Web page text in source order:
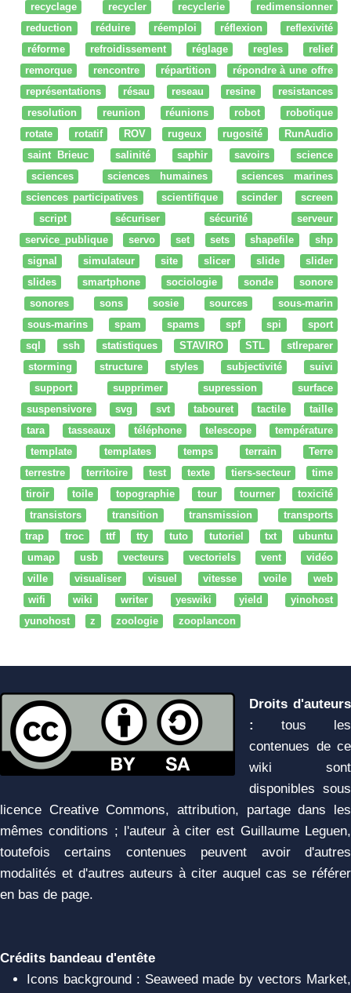
recyclage
recycler recyclerie
redimensionner
reduction
réduire réemploi réflexion
reflexivité
réforme
refroidissement réglage regles
relief
remorque
rencontre répartition
répondre à une offre
représentations
résau reseau resine
resistances
resolution
reunion réunions robot
robotique
rotate
rotatif ROV rugeux rugosité
RunAudio
saint Brieuc
salinité saphir savoirs
science
sciences
sciences humaines
sciences marines
sciences participatives
scientifique scinder
screen
script
sécuriser sécurité
serveur
service_publique
servo set sets shapefile
shp
signal
simulateur site slicer slide
slider
slides
smartphone sociologie sonde
sonore
sonores
sons sosie sources
sous-marin
sous-marins
spam spams spf spi
sport
sql
ssh statistiques STAVIRO STL
stlreparer
storming
structure styles subjectivité
suivi
support
supprimer supression
surface
suspensivore
svg svt tabouret tactile
taille
tara
tasseaux téléphone telescope
température
template
templates temps terrain
Terre
terrestre
territoire test texte tiers-secteur
time
tiroir
toile topographie tour tourner
toxicité
transistors
transition transmission
transports
trap
troc ttf tty tuto tutoriel txt
ubuntu
umap
usb vecteurs vectoriels vent
vidéo
ville
visualiser visuel vitesse voile
web
wifi
wiki writer yeswiki yield
yinohost
yunohost
z zoologie zooplancon
Droits d'auteurs
:
tous les
contenues de ce
wiki sont
disponibles sous
licence Creative Commons, attribution, partage dans les
mêmes conditions ; l'auteur à citer est Guillaume Leguen,
toutefois certains contenues peuvent avoir d'autres
modalités et d'autres auteurs à citer auquel cas se référer
en bas de page.
Crédits bandeau d'entête
Icons background : Seaweed made by vectors Market,